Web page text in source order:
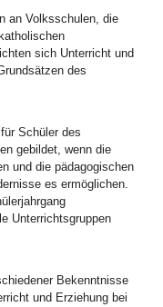
an Volksschulen, die
sich Unterricht und
des
Schüler des
gebildet, wenn die
und die pädagogischen
es ermöglichen.
Unterrichtsgruppen
Bekenntnisse
und Erziehung bei